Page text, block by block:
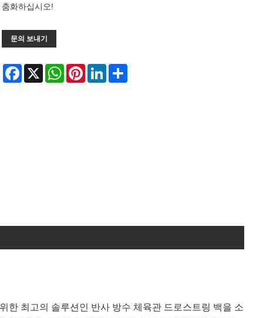
춤화하십시오!
문의 보내기
Facebook
X WhatsAppPinterestLinkedIn
한 최고의 솔루션인 반사 방수 체육관 드로스트링 백을 소